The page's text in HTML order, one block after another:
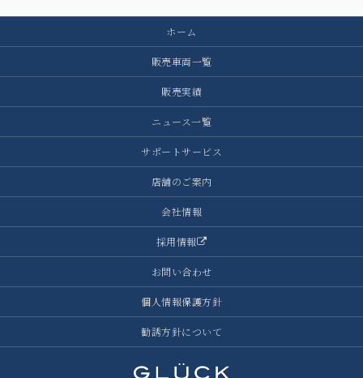
ホーム
販売車両一覧
販売実績
ニュース一覧
サポートサービス
店舗のご案内
会社情報
採用情報
お問い合わせ
個人情報保護方針
勧誘方針について